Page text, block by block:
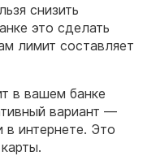
снизить
это сделать
лимит составляет
в вашем банке
вариант —
в интернете. Это